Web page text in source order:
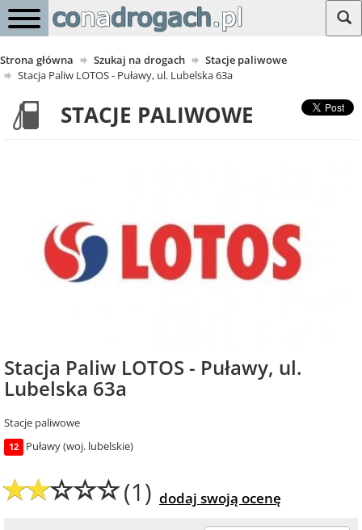
Strona główna Szukaj na drogach
Stacje paliwowe
Stacja Paliw LOTOS - Puławy, ul. Lubelska 63a
STACJE PALIWOWE
Stacja Paliw LOTOS - Puławy, ul.
Lubelska 63a
Stacje paliwowe
12 Puławy (woj. lubelskie)
(1) dodaj swoją ocenę